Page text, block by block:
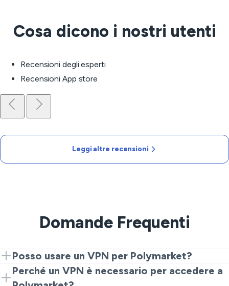
Cosa dicono i nostri utenti
Recensioni degli esperti
Recensioni App store
Leggi altre recensioni
Domande Frequenti
Posso usare un VPN per Polymarket?
Sì, VeePN ti consente di connetterti a Polymarket in
modo sicuro, superando le restrizioni regionali.
Perché un VPN è necessario per accedere a